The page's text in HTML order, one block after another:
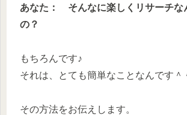
あなた： そんなに楽しくリサーチな
の？
もちろんです♪
それは、とても簡単なことなんです＾
その方法をお伝えします。